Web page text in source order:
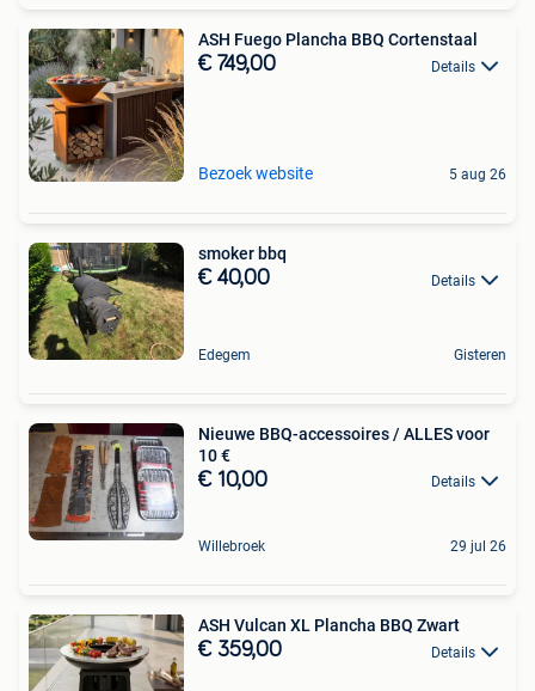
ASH Fuego Plancha BBQ Cortenstaal
€ 749,00 Details
Bezoek website 5 aug 26
smoker bbq
€ 40,00 Details
Edegem Gisteren
Nieuwe BBQ-accessoires / ALLES voor
10 €
€ 10,00 Details
Willebroek 29 jul 26
ASH Vulcan XL Plancha BBQ Zwart
€ 359,00 Details